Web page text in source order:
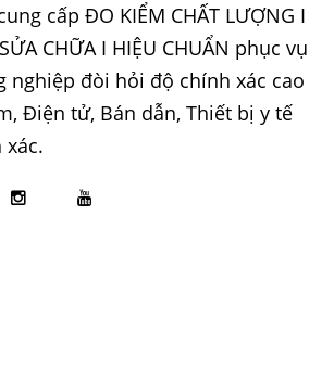
cấp ĐO KIỂM CHẤT LƯỢNG I
CHỮA I HIỆU CHUẨN phục vụ
nghiệp đòi hỏi độ chính xác cao
Điện tử, Bán dẫn, Thiết bị y tế
xác.